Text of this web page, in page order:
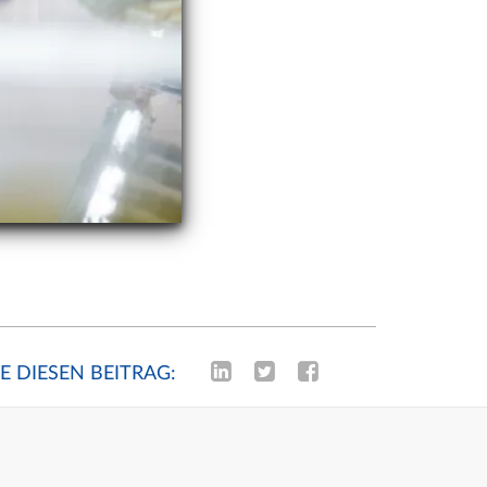
DIESEN BEITRAG: